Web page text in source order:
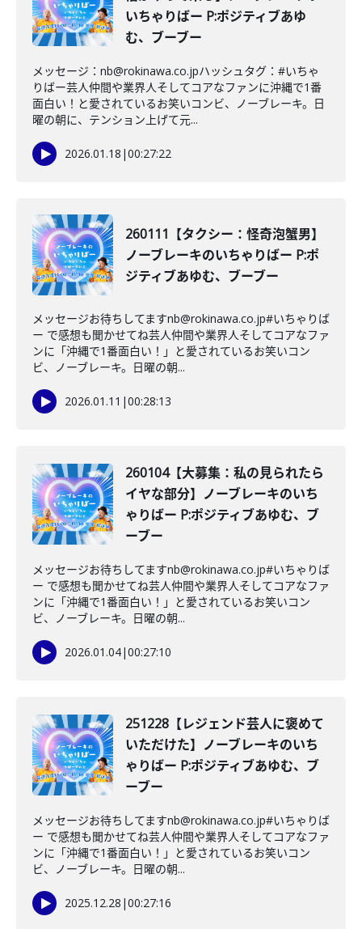
いちゃりばー P:ポジティブあゆ
む、ブーブー
メッセージ：nb@rokinawa.co.jpハッシュタグ：#いちゃ
りばー芸人仲間や業界人そしてコアなファンに沖縄で1番
面白い！と愛されているお笑いコンビ、ノーブレーキ。日
曜の朝に、テンション上げて元...
2026.01.18 |00:27:22
260111【タクシー：怪奇泡蟹男】
ノーブレーキのいちゃりばー P:ポ
ジティブあゆむ、ブーブー
メッセージお待ちしてますnb@rokinawa.co.jp#いちゃりば
ー で感想も聞かせてね芸人仲間や業界人そしてコアなファ
ンに「沖縄で1番面白い！」と愛されているお笑いコン
ビ、ノーブレーキ。日曜の朝...
2026.01.11 |00:28:13
260104【大募集：私の見られたら
イヤな部分】ノーブレーキのいち
ゃりばー P:ポジティブあゆむ、ブ
ーブー
メッセージお待ちしてますnb@rokinawa.co.jp#いちゃりば
ー で感想も聞かせてね芸人仲間や業界人そしてコアなファ
ンに「沖縄で1番面白い！」と愛されているお笑いコン
ビ、ノーブレーキ。日曜の朝...
2026.01.04|00:27:10
251228【レジェンド芸人に褒めて
いただけた】ノーブレーキのいち
ゃりばー P:ポジティブあゆむ、ブ
ーブー
メッセージお待ちしてますnb@rokinawa.co.jp#いちゃりば
ー で感想も聞かせてね芸人仲間や業界人そしてコアなファ
ンに「沖縄で1番面白い！」と愛されているお笑いコン
ビ、ノーブレーキ。日曜の朝...
2025.12.28 |00:27:16